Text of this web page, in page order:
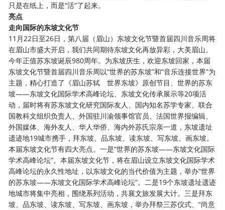
只是在纸上，而是“活”了起来。
亮点
走向国际的东坡文化节
11月22日至26日，第八届（眉山）东坡文化节暨首届四川音乐周将
在眉山市盛大开启，我们共同期待东坡文化再放异彩，大美眉山。
今年正值苏东坡诞辰980周年。为东坡庆生，欢迎东坡回家，本届
东坡文化节暨首届四川音乐周以“世界的苏东坡”和“音乐连接世界”为
主题，精心打造了《眉山苏轼 世界东坡》原创节目、世界的苏东
坡——东坡文化国际学术高峰论坛、东坡文化传承展示等20项活
动，届时将有苏东坡文化研究国际友人、国内知名苏学专家、联合
国教科文组织负责人、外国驻川渝领事馆官员、法国世界报编辑、
外国媒体、海外友人、华人华侨、海内外苏氏宗亲一道，东坡遗址
遗迹地19城市携手，拜东坡、品东坡、读东坡、写东坡、画东坡。
本届东坡文化节有四大亮点。一是“世界的苏东坡——东坡文化国际
学术高峰论坛”。本届东坡文化节，将在眉山设立东坡文化国际学术
高峰论坛的永久性地址，以东坡文化的当代价值为主题，举办“世界
的苏东坡——东坡文化国际学术高峰论坛”。二是19个东坡遗址遗迹
地城市将集中亮相，围绕系列活动，共襄文旅发展大计。三是拜东
坡、品东坡、读东坡、写东坡、画东坡，举办拜祭三苏仪式、“尚意